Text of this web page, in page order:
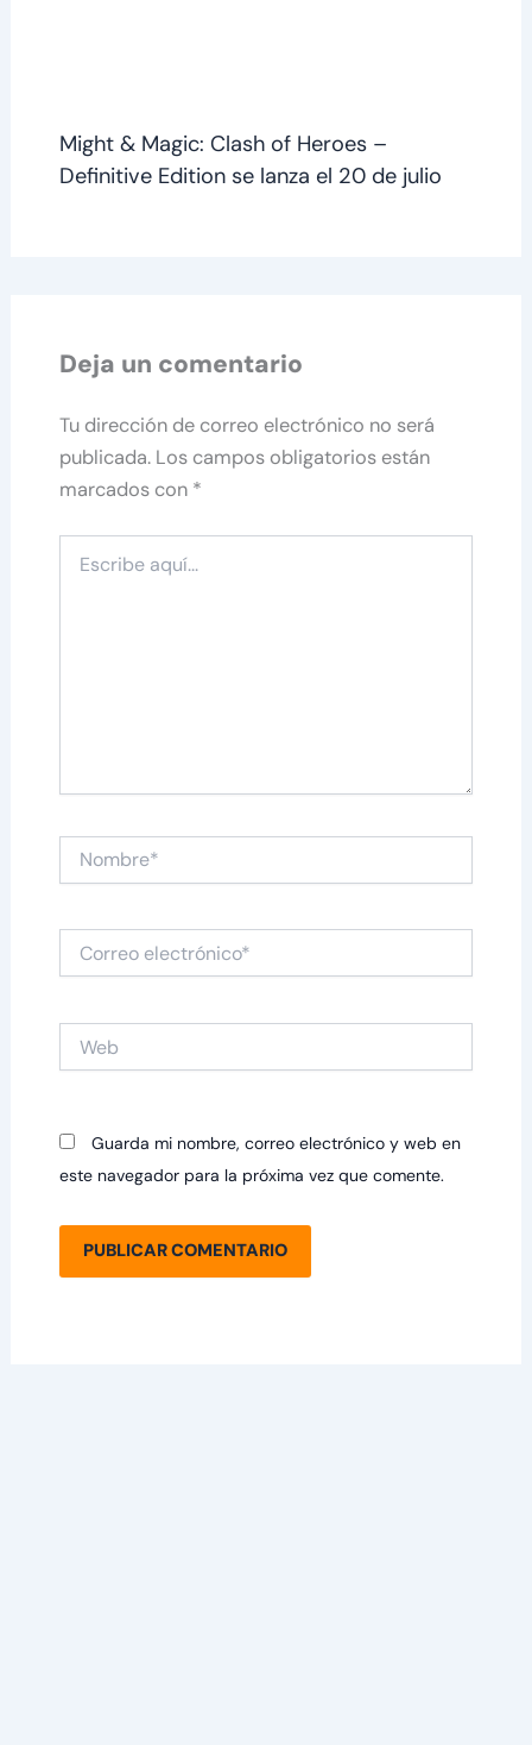
Might & Magic: Clash of Heroes –
Definitive Edition se lanza el 20 de julio
Deja un comentario
Tu dirección de correo electrónico no será
publicada. Los campos obligatorios están
marcados con *
aquí...
Nombre*
electrónico*
Guarda mi nombre, correo electrónico y web en
este navegador para la próxima vez que comente.